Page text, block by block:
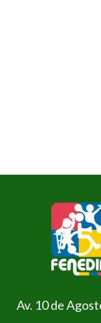
Av. 10 de